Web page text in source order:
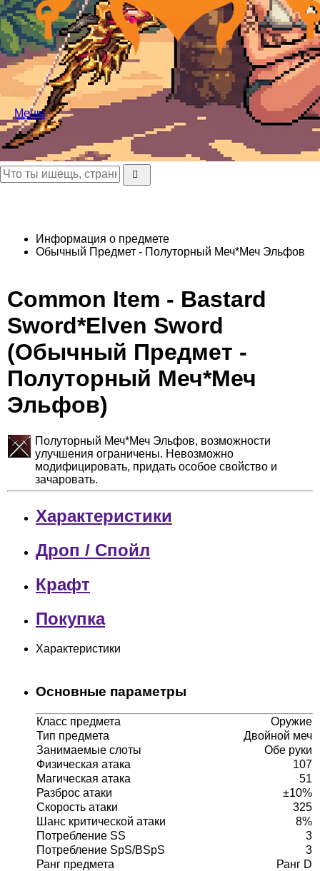
Меню
Информация о предмете
Обычный Предмет - Полуторный Меч*Меч Эльфов
Common Item - Bastard
Sword*Elven Sword
(Обычный Предмет -
Полуторный Меч*Меч
Эльфов)
Полуторный Меч*Меч Эльфов, возможности
улучшения ограничены. Невозможно
модифицировать, придать особое свойство и
зачаровать.
Характеристики
Дроп / Спойл
Крафт
Покупка
Характеристики
Основные параметры
Класс предмета
Оружие
Тип предмета
Двойной меч
Занимаемые слоты
Обе руки
Физическая атака
107
Магическая атака
51
Разброс атаки
±10%
Скорость атаки
325
Шанс критической атаки
8%
Потребление SS
3
Потребление SpS/BSpS
3
Ранг предмета
Ранг D